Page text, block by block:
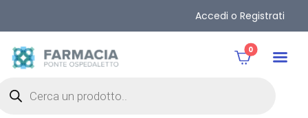
Accedi o Registrati
0